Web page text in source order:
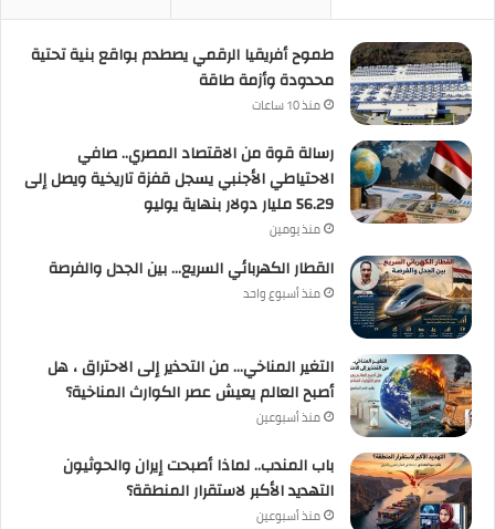
طموح أفريقيا الرقمي يصطدم بواقع بنية تحتية
محدودة وأزمة طاقة
منذ 10 ساعات
رسالة قوة من الاقتصاد المصري.. صافي
الاحتياطي الأجنبي يسجل قفزة تاريخية ويصل إلى
56.29 مليار دولار بنهاية يوليو
منذ يومين
القطار الكهربائي السريع… بين الجدل والفرصة
منذ أسبوع واحد
التغير المناخي… من التحذير إلى الاحتراق ، هل
أصبح العالم يعيش عصر الكوارث المناخية؟
منذ أسبوعين
باب المندب.. لماذا أصبحت إيران والحوثيون
التهديد الأكبر لاستقرار المنطقة؟
منذ أسبوعين